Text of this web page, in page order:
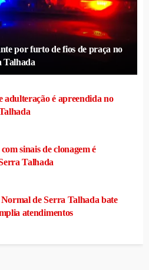
por furto de fios de praça no
Talhada
adulteração é apreendida no
sinais de clonagem é
Talhada
de Serra Talhada bate
atendimentos